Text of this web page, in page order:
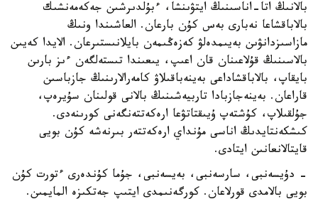
بالانىڭ اتا-اناسىنىڭ ايتۋىنشا، ءبۇلدىرشىن جەكەمەنشىك
بالاباقشاعا نەبارى بەس كۇن بارعان. العاشىندا ونىڭ
مازاسىزدانۋىن بەيىمدەلۋ كەزەڭىمەن بايلانىستىرعان. الايدا كەيىن
بالاسىنىڭ قۇلاعىنان قان اعىپ، يىعىندا تىستەلگەن ءىز بارىن
بايقاپ، بالاباقشاداعى بەينەباقىلاۋ كامەرالارىنىڭ جازباسىن
قاراعان. بەينەجازبادا تاربيەشىنىڭ بالانى قولىنان سۇيرەپ،
جۇلقىلاپ، كۇشتەپ ۇيىقتاتۋعا ارەكەتتەنگەنى كورىنەدى.
كىشكەنتايدىڭ اناسى مۇنداي ارەكەتتەر بىرنەشە كۇن بويى
قايتالانعانىن ايتادى.
- دۇيسەنبى، سارسەنبى، بەيسەنبى، جۇما كۇندەرى ءتورت كۇن
بويى بالامدى قورلاعان. كورگەنىمدى ايتىپ جەتكىزە المايمىن.